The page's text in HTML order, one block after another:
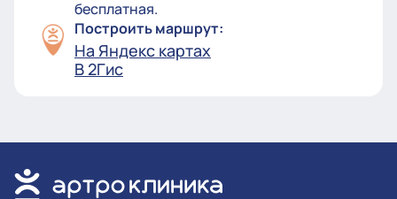
бесплатная.
Построить маршрут:
На Яндекс картах
В 2Гис